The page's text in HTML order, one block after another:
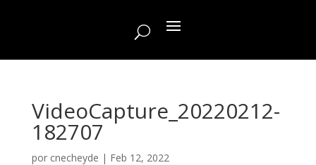
VideoCapture_20220212-
182707
por cnecheyde | Feb 12, 2022